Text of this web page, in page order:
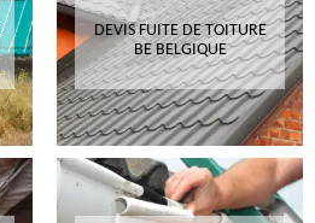
DEVIS FUITE DE TOITURE
BE BELGIQUE